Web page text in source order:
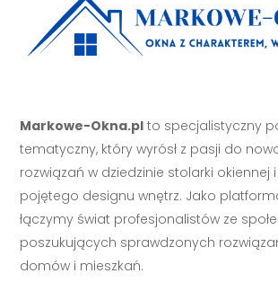
Markowe-Okna.pl to specjalistyczny
tematyczny, który wyrósł z pasji do
rozwiązań w dziedzinie stolarki okiennej
pojętego designu wnętrz. Jako
łączymy świat profesjonalistów ze
poszukujących sprawdzonych
domów i mieszkań.